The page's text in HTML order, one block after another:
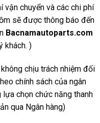
vận chuyển và các chi phí
sẽ được thông báo đến
Bacnamautoparts.com
khách. )
không chịu trách nhiệm đối
chính sách của ngân
lựa chọn chức năng thanh
qua Ngân hàng)